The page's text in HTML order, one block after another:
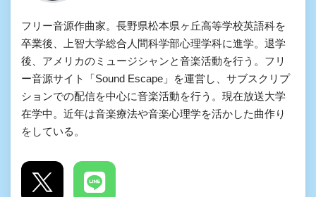
フリー音源作曲家。長野県松本県ヶ丘高等学校英語科を
卒業後、上智大学総合人間科学部心理学科に進学。退学
後、アメリカのミュージシャンと音楽活動を行う。フリ
ー音源サイト「Sound Escape」を運営し、サブスクリプ
ションでの配信を中心に音楽活動を行う。現在放送大学
在学中。近年は音楽療法や音楽心理学を活かした曲作り
をしている。